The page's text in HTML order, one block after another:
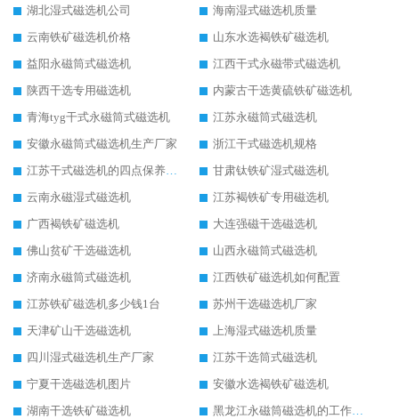
湖北湿式磁选机公司
海南湿式磁选机质量
云南铁矿磁选机价格
山东水选褐铁矿磁选机
益阳永磁筒式磁选机
江西干式永磁带式磁选机
陕西干选专用磁选机
内蒙古干选黄硫铁矿磁选机
青海tyg干式永磁筒式磁选机
江苏永磁筒式磁选机
安徽永磁筒式磁选机生产厂家
浙江干式磁选机规格
江苏干式磁选机的四点保养秘籍
甘肃钛铁矿湿式磁选机
云南永磁湿式磁选机
江苏褐铁矿专用磁选机
广西褐铁矿磁选机
大连强磁干选磁选机
佛山贫矿干选磁选机
山西永磁筒式磁选机
济南永磁筒式磁选机
江西铁矿磁选机如何配置
江苏铁矿磁选机多少钱1台
苏州干选磁选机厂家
天津矿山干选磁选机
上海湿式磁选机质量
四川湿式磁选机生产厂家
江苏干选筒式磁选机
宁夏干选磁选机图片
安徽水选褐铁矿磁选机
湖南干选铁矿磁选机
黑龙江永磁筒磁选机的工作原理